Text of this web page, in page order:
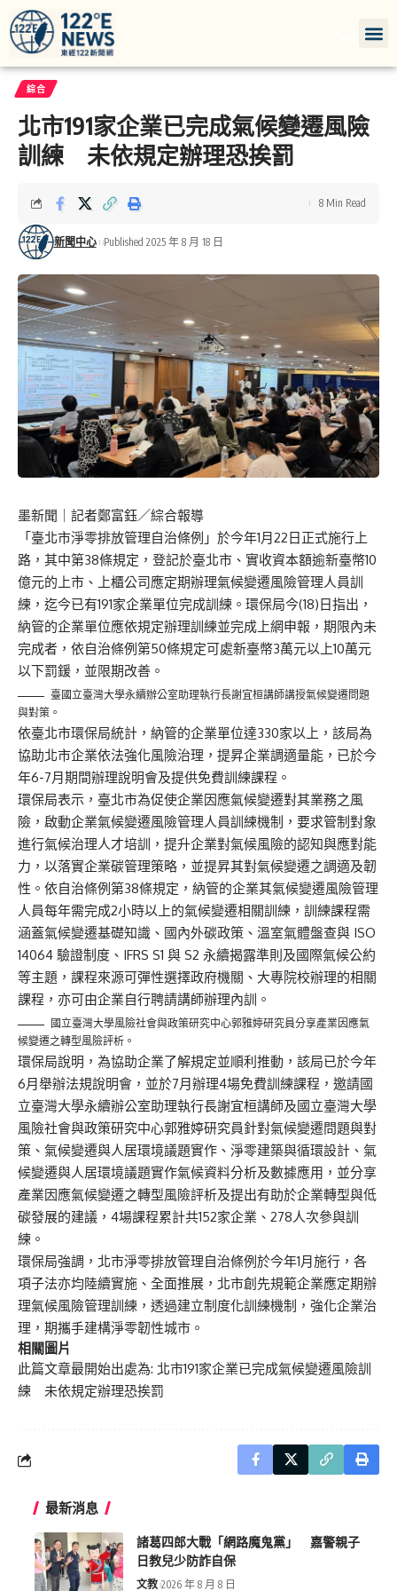
綜合
北市191家企業已完成氣候變遷風險
訓練 未依規定辦理恐挨罰
新聞中心 Published 2025 年 8 月 18 日
8 Min Read
墨新聞
｜記者鄭富鈺／綜合報導
「臺北市淨零排放管理自治條例」於今年1月22日正式施行上
路，其中第38條規定，登記於臺北市、實收資本額逾新臺幣10
億元的上市、上櫃公司應定期辦理氣候變遷風險管理人員訓
練，迄今已有191家企業單位完成訓練。環保局今(18)日指出，
納管的企業單位應依規定辦理訓練並完成上網申報，期限內未
完成者，依自治條例第50條規定可處新臺幣3萬元以上10萬元
以下罰鍰，並限期改善。
臺國立臺灣大學永續辦公室助理執行長謝宜桓講師講授氣候變遷問題
與對策。
依臺北市環保局統計，納管的企業單位達330家以上，該局為
協助北市企業依法強化風險治理，提昇企業調適量能，已於今
年6-7月期間辦理說明會及提供免費訓練課程。
環保局表示，臺北市為促使企業因應氣候變遷對其業務之風
險，啟動企業氣候變遷風險管理人員訓練機制，要求管制對象
進行氣候治理人才培訓，提升企業對氣候風險的認知與應對能
力，以落實企業碳管理策略，並提昇其對氣候變遷之調適及韌
性。依自治條例第38條規定，納管的企業其氣候變遷風險管理
人員每年需完成2小時以上的氣候變遷相關訓練，訓練課程需
涵蓋氣候變遷基礎知識、國內外碳政策、溫室氣體盤查與 ISO
14064 驗證制度、IFRS S1 與 S2 永續揭露準則及國際氣候公約
等主題，課程來源可彈性選擇政府機關、大專院校辦理的相關
課程，亦可由企業自行聘請講師辦理內訓。
國立臺灣大學風險社會與政策研究中心郭雅婷研究員分享產業因應氣
候變遷之轉型風險評析。
環保局說明，為協助企業了解規定並順利推動，該局已於今年
6月舉辦法規說明會，並於7月辦理4場免費訓練課程，邀請國
立臺灣大學永續辦公室助理執行長謝宜桓講師及國立臺灣大學
風險社會與政策研究中心郭雅婷研究員針對氣候變遷問題與對
策、氣候變遷與人居環境議題實作、淨零建築與循環設計、氣
候變遷與人居環境議題實作氣候資料分析及數據應用，並分享
產業因應氣候變遷之轉型風險評析及提出有助於企業轉型與低
碳發展的建議，4場課程累計共152家企業、278人次參與訓
練。
環保局強調，北市淨零排放管理自治條例於今年1月施行，各
項子法亦均陸續實施、全面推展，北市創先規範企業應定期辦
理氣候風險管理訓練，透過建立制度化訓練機制，強化企業治
理，期攜手建構淨零韌性城市。
相關圖片
此篇文章最開始出處為: 北市191家企業已完成氣候變遷風險訓
練 未依規定辦理恐挨罰
最新消息
諸葛四郎大戰「網路魔鬼黨」 嘉警親子
日教兒少防詐自保
文教 2026 年 8 月 8 日